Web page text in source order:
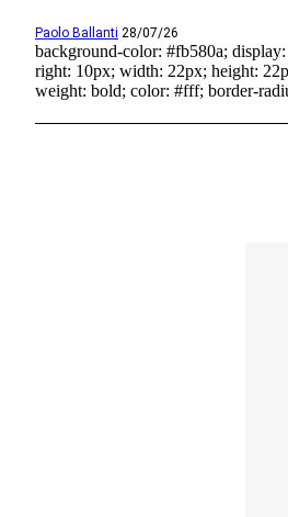
Paolo Ballanti 28/07/26
background-color: #fb580a;
right: 10px; width: 22px; height:
weight: bold; color: #fff; border-